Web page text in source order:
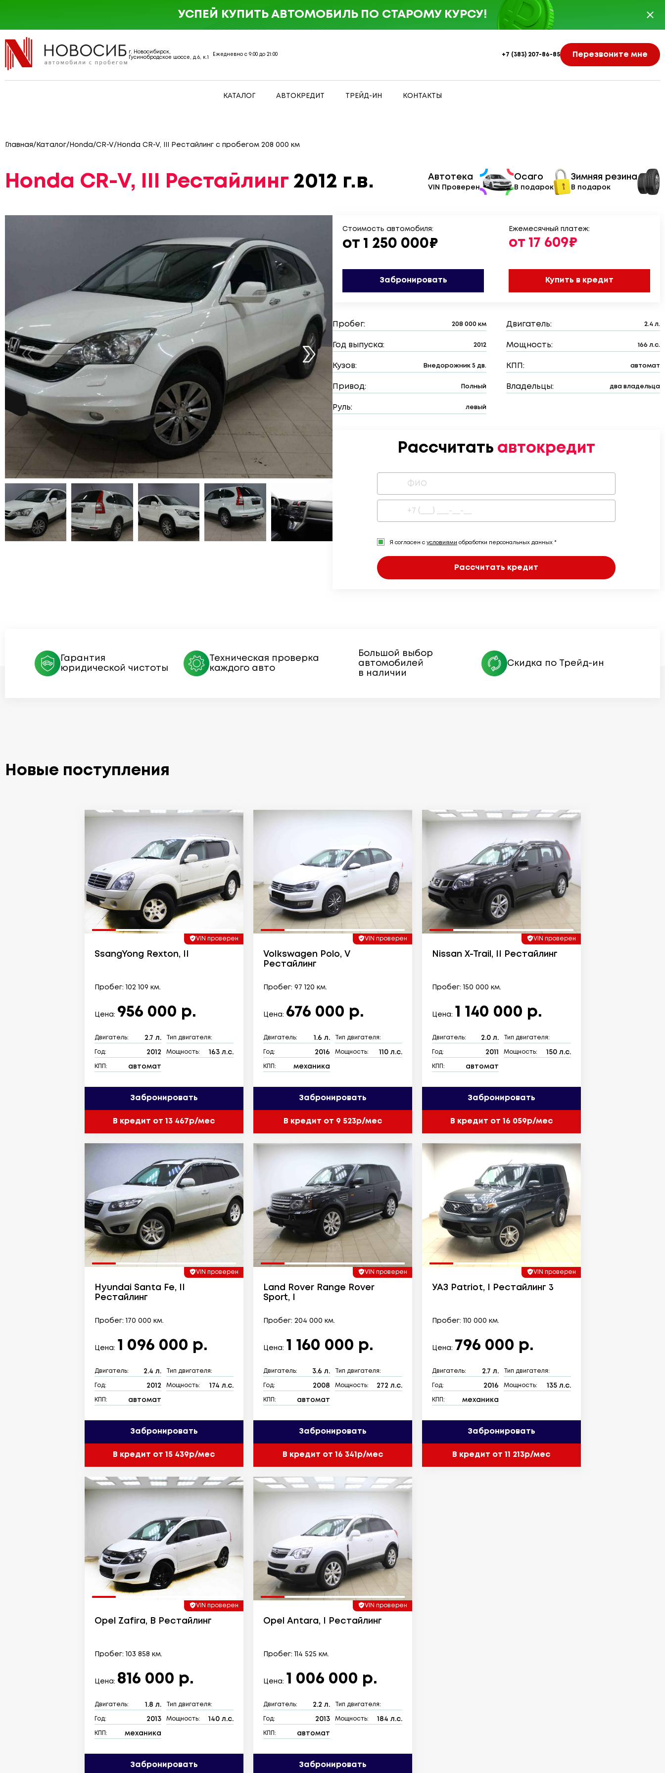
г. Новосибирск,
Гусинобродское шоссе, д.6, к.1
Ежедневно с 9:00 до 21:00 +7 (383) 207-86-85 Перезвоните мне
КАТАЛОГ АВТОКРЕДИТ ТРЕЙД-ИН КОНТАКТЫ
УСПЕЙ КУПИТЬ АВТОМОБИЛЬ ПО СТАРОМУ КУРСУ!
Главная/ Каталог/ Honda/CR-V/ Honda CR-V, III Рестайлинг с пробегом 208 000 км
Honda CR-V, III Рестайлинг 2012 г.в. Автотека
VIN Проверен
Осаго
В подарок
Зимняя резина
В подарок
Стоимость автомобиля:
от 1 250 000₽
Забронировать
Ежемесячный платеж:
от 17 609₽
Купить в кредит
Пробег: 208 000 км Двигатель: 2.4 л.
Год выпуска: 2012 Мощность: 166 л.с.
Кузов: Внедорожник 5 дв. КПП: автомат
Привод: Полный Владельцы: два владельца
Руль: левый
Рассчитать автокредит
Я согласен с условиями обработки персональных данных *
Рассчитать кредит
Гарантия
юридической чистоты
Техническая проверка
каждого авто
Большой выбор
автомобилей
в наличии
Скидка по Трейд-ин
Новые поступления
VIN проверен
SsangYong Rexton, II
Пробег: 102 109 км.
Цена: 956 000 р.
Двигатель: 2.7 л. Тип двигателя:
Год: 2012 Мощность: 163 л.с.
КПП: автомат
Забронировать
В кредит от 13 467р/мес
VIN проверен
Volkswagen Polo, V
Рестайлинг
Пробег: 97 120 км.
Цена: 676 000 р.
Двигатель: 1.6 л. Тип двигателя:
Год: 2016 Мощность: 110 л.с.
КПП: механика
Забронировать
В кредит от 9 523р/мес
VIN проверен
Nissan X-Trail, II Рестайлинг
Пробег: 150 000 км.
Цена: 1 140 000 р.
Двигатель: 2.0 л. Тип двигателя:
Год: 2011 Мощность: 150 л.с.
КПП: автомат
Забронировать
В кредит от 16 059р/мес
VIN проверен
Hyundai Santa Fe, II
Рестайлинг
Пробег: 170 000 км.
Цена: 1 096 000 р.
Двигатель: 2.4 л. Тип двигателя:
Год: 2012 Мощность: 174 л.с.
КПП: автомат
Забронировать
В кредит от 15 439р/мес
VIN проверен
Land Rover Range Rover
Sport, I
Пробег: 204 000 км.
Цена: 1 160 000 р.
Двигатель: 3.6 л. Тип двигателя:
Год: 2008 Мощность: 272 л.с.
КПП: автомат
Забронировать
В кредит от 16 341р/мес
VIN проверен
УАЗ Patriot, I Рестайлинг 3
Пробег: 110 000 км.
Цена: 796 000 р.
Двигатель: 2.7 л. Тип двигателя:
Год: 2016 Мощность: 135 л.с.
КПП: механика
Забронировать
В кредит от 11 213р/мес
VIN проверен
Opel Zafira, B Рестайлинг
Пробег: 103 858 км.
Цена: 816 000 р.
Двигатель: 1.8 л. Тип двигателя:
Год: 2013 Мощность: 140 л.с.
КПП: механика
Забронировать
VIN проверен
Opel Antara, I Рестайлинг
Пробег: 114 525 км.
Цена: 1 006 000 р.
Двигатель: 2.2 л. Тип двигателя:
Год: 2013 Мощность: 184 л.с.
КПП: автомат
Забронировать